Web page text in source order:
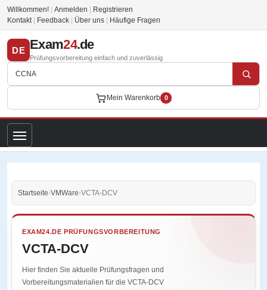
Willkommen! Anmelden
Registrieren
Kontakt
Feedback Über uns Häufige Fragen
DE Exam24.de
Prüfungsvorbereitung einfach und zuverlässig
Mein Warenkorb 0
Startseite›VMWare›VCTA-DCV
EXAM24.DE PRÜFUNGSVORBEREITUNG
VCTA-DCV
Hier finden Sie aktuelle Prüfungsfragen und
Vorbereitungsmaterialien für die VCTA-DCV